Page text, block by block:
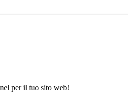
per il tuo sito web!